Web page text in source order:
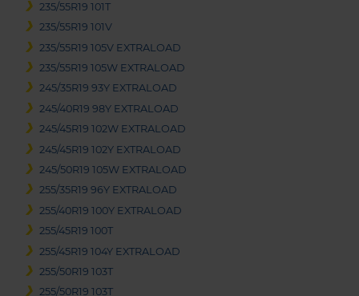
235/55R19 101T
235/55R19 101V
235/55R19 105V EXTRALOAD
235/55R19 105W EXTRALOAD
245/35R19 93Y EXTRALOAD
245/40R19 98Y EXTRALOAD
245/45R19 102W EXTRALOAD
245/45R19 102Y EXTRALOAD
245/50R19 105W EXTRALOAD
255/35R19 96Y EXTRALOAD
255/40R19 100Y EXTRALOAD
255/45R19 100T
255/45R19 104Y EXTRALOAD
255/50R19 103T
255/50R19 103T